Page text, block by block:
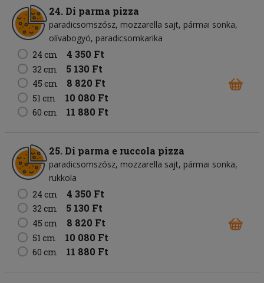
24. Di parma pizza
paradicsomszósz mozzarella sajt pármai sonka
olívabogyó paradicsomkarika
24 cm
4 350 Ft
32 cm 5 130 Ft
45 cm 8 820 Ft
51 cm 10 080 Ft
60 cm 11 880 Ft
25. Di parma e ruccola pizza
paradicsomszósz mozzarella sajt pármai sonka
rukkola
24 cm
4 350 Ft
32 cm 5 130 Ft
45 cm 8 820 Ft
51 cm 10 080 Ft
60 cm 11 880 Ft